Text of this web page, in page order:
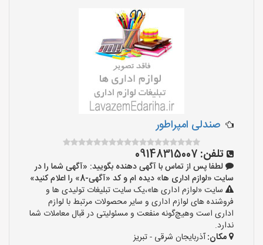
صندلی امپراطور
تلفن: 09148315007
لطفا پس از تماس با آگهی دهنده بگویید: «آگهی شما را در
سایت «لوازم اداری ها» دیده ام و کد «آگهی-8» را اعلام کنید»
سایت «لوازم اداری ها»،یک سایت تبلیغات تولیدی ها و
فروشنده های لوازم اداری و سایر محصولات مرتبط با لوازم
اداری است وهیچ‌گونه منفعت و مسئولیتی در قبال معاملات شما
ندارد.
مکان:آذربایجان شرقی - تبریز